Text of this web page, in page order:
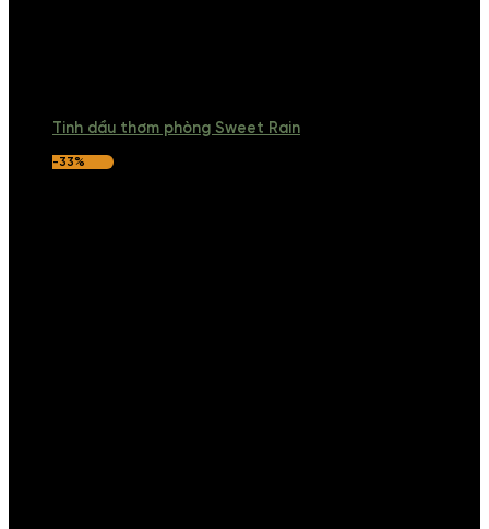
Tinh dầu thơm phòng Sweet Rain
-33%